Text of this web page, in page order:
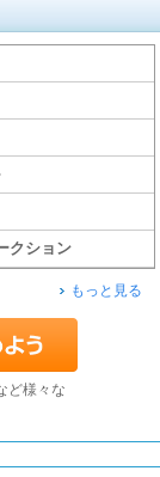
クション
もっと見る
ど様々な